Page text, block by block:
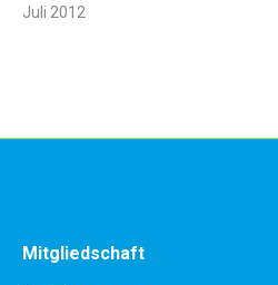
Juli 2012
Mitgliedschaft